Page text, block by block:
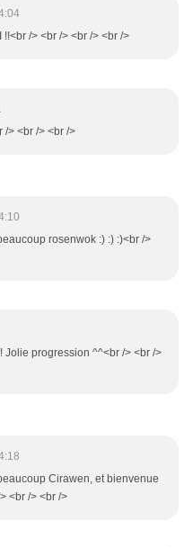
/> <br /> <br /> <br />
/> <br /> <br />
rosenwok :) :) :)<br />
Jolie progression ^^<br /> <br />
Cirawen, et bienvenue
<br /> <br />